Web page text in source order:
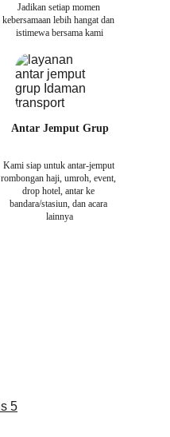
Jadikan setiap momen
kebersamaan lebih hangat dan
istimewa bersama kami
Antar Jemput Grup
Kami siap untuk antar-jemput
rombongan haji, umroh, event,
drop hotel, antar ke
bandara/stasiun, dan acara
lainnya